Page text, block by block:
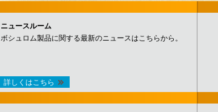
ニュースルーム
ボシュロム製品に関する最新のニュースはこちらから。
詳しくはこちら